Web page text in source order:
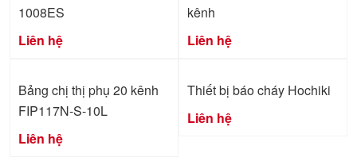
1008ES
Liên hệ
kênh
Liên hệ
Bảng chị thị phụ 20 kênh
FIP117N-S-10L
Liên hệ
Thiết bị báo cháy Hochiki
Liên hệ